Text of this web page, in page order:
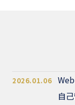
2026.01.06
自